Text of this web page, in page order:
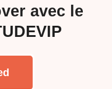
avec le